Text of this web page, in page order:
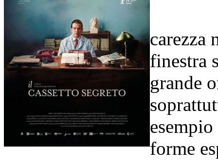
carezza
finestra
grande
forme